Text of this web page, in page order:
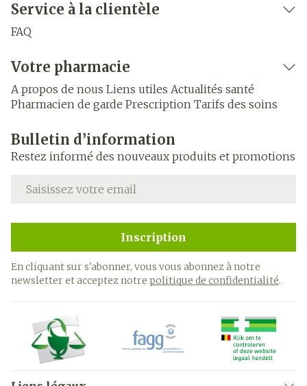
Service à la clientèle
FAQ
Votre pharmacie
A propos de nous Liens utiles Actualités santé
Pharmacien de garde Prescription Tarifs des soins
Bulletin d’information
Restez informé des nouveaux produits et promotions
Adresse mail
Inscription
En cliquant sur s'abonner, vous vous abonnez à notre
newsletter et acceptez notre politique de confidentialité.